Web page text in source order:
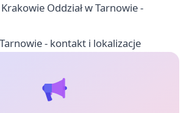
Oddział w Tarnowie -
- kontakt i lokalizacje